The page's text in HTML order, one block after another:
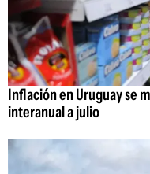
Inflación en Uruguay se
interanual a julio